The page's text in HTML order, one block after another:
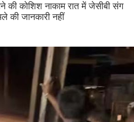
की कोशिश नाकाम रात में जेसीबी संग
की जानकारी नहीं